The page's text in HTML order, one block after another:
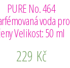
PURE No. 464
voda pro
Velikost: 50 ml
229 Kč